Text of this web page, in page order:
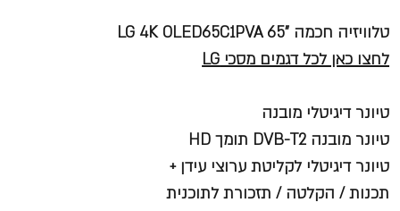
טלוויזיה חכמה "65 LG 4K OLED65C1PVA
לחצו כאן לכל דגמים מסכי LG
טיונר דיגיטלי מובנה
טיונר מובנה DVB-T2 תומך HD
טיונר דיגיטלי לקליטת ערוצי עידן +
תכנות / הקלטה / תזכורת לתוכנית